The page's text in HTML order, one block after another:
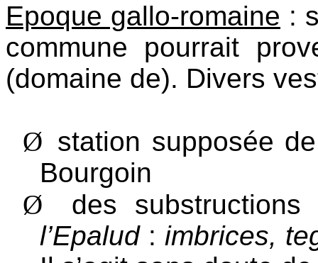
Epoque gallo-romaine :
commune pourrait
(domaine de). Divers
Ø station supposée
Bourgoin
Ø
des
l’Epalud: imbrices,